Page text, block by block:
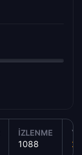
İZLENME
1088